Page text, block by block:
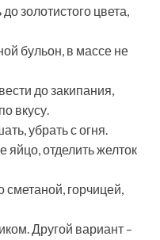
золотистого цвета,
бульон, в массе не
до закипания,
вкусу.
убрать с огня.
отделить желток
горчицей,
Другой вариант –